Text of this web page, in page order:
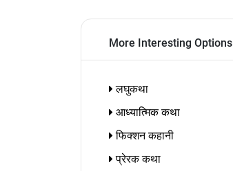
More Interesting Options
लघुकथा
आध्यात्मिक कथा
फिक्शन कहानी
प्रेरक कथा